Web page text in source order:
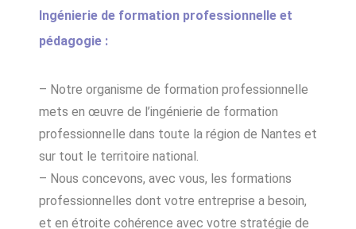
Ingénierie de formation professionnelle et
pédagogie :
– Notre organisme de formation professionnelle
mets en œuvre de l’ingénierie de formation
professionnelle dans toute la région de Nantes et
sur tout le territoire national.
– Nous concevons, avec vous, les formations
professionnelles dont votre entreprise a besoin,
et en étroite cohérence avec votre stratégie de